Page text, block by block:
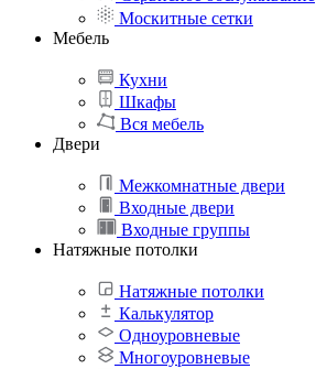
Москитные сетки
Мебель
Кухни
Шкафы
Вся мебель
Двери
Межкомнатные двери
Входные двери
Входные группы
Натяжные потолки
Натяжные потолки
Калькулятор
Одноуровневые
Многоуровневые